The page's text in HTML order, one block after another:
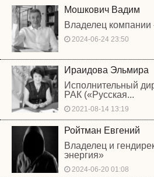
Мошкович Вадим
Владелец компании
2024-06-24 23:50
Ираидова Эльмира
Исполнительный
РАК («Русская...
2021-08-14 13:19
Ройтман Евгений
Владелец и
энергия»
2024-06-20 01:08